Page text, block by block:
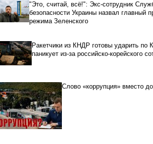
"Это, считай, всё!": Экс-сотрудник
безопасности Украины назвал главный
режима Зеленского
Ракетчики из КНДР готовы ударить по
паникует из-за российско-корейского
Слово «коррупция» вместо